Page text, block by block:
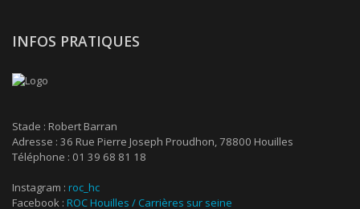
INFOS PRATIQUES
Stade : Robert Barran
Adresse : 36 Rue Pierre Joseph Proudhon, 78800 Houilles
Téléphone : 01 39 68 81 18
Instagram : roc_hc
Facebook : ROC Houilles / Carrières sur seine